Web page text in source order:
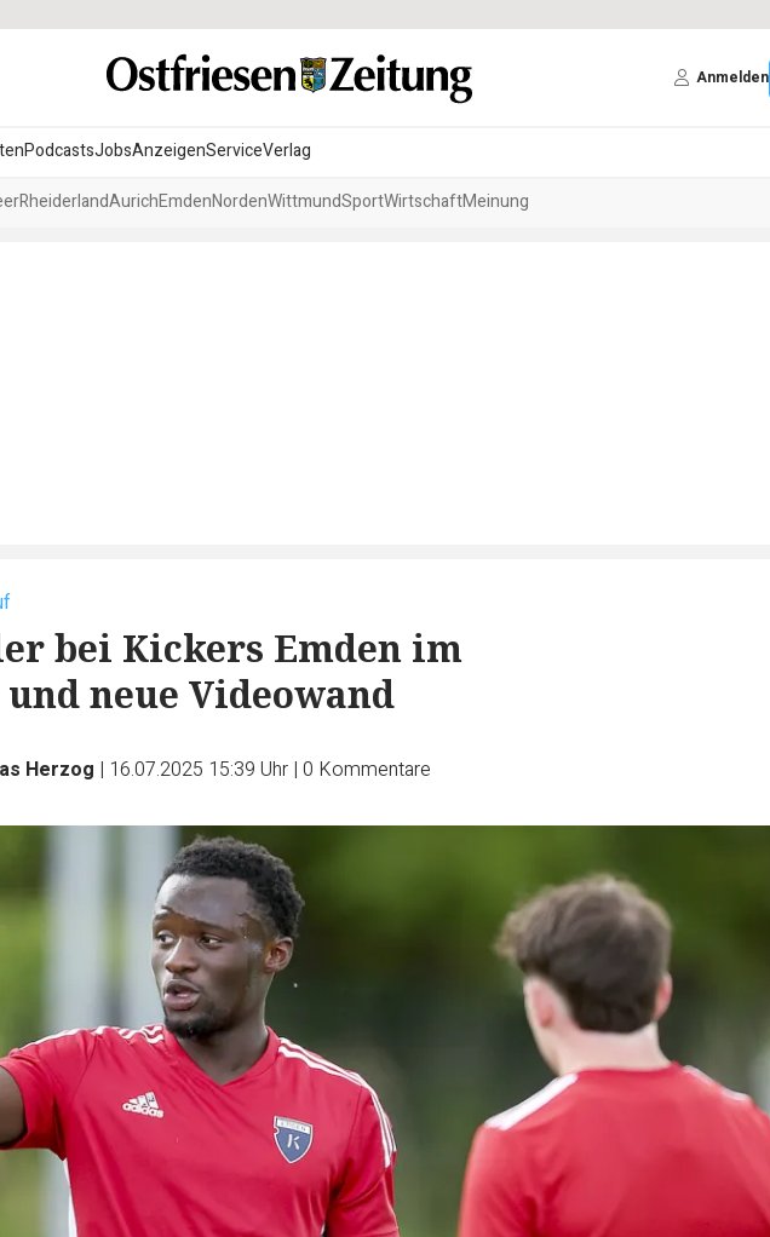
Anmelden
PodcastsJobsAnzeigenServiceVerlag
RheiderlandAurichEmdenNordenWittmundSportWirtschaftMeinung
bei Kickers Emden im
neue Videowand
Herzog | 16.07.2025 15:39 Uhr | 0 Kommentare